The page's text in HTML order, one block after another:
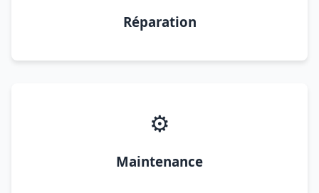
Réparation
⚙️
Maintenance